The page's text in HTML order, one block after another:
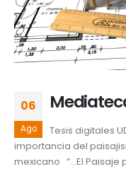
06
Ago
Tesis digitales
importancia del
mexicano “…El Paisaje